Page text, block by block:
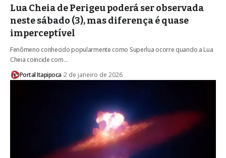
Lua Cheia de Perigeu poderá ser observada
neste sábado (3), mas diferença é quase
imperceptível
Fenômeno conhecido popularmente como Superlua ocorre quando a Lua
Cheia coincide com…
Portal Itapipoca 2 de janeiro de 2026